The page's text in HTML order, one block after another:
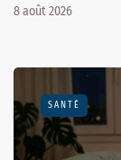
8 août 2026
SANTÉ